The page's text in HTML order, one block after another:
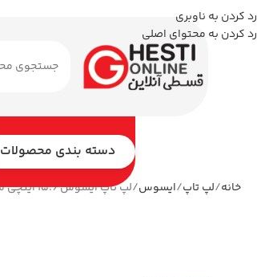
رد کردن به ناوبری
رد کردن به محتوای اصلی
دسته بندی محصولات
خانه لپ تاپ ایسوس لپ تاپ ایسوس 15.6 اینچی مدل ExpertBook P1503CVA i5 13420H 8GB 512GB SSD UHD